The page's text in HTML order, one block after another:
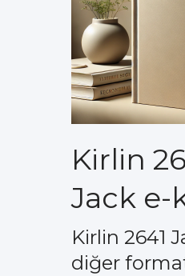
Kirlin
Jack e-
Kirlin 2641
diğer